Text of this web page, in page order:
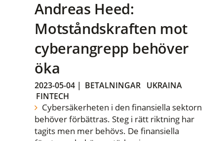
Andreas Heed:
Motståndskraften mot
cyberangrepp behöver
öka
2023-05-04 | BETALNINGAR UKRAINA
FINTECH
Cybersäkerheten i den finansiella sektorn
behöver förbättras. Steg i rätt riktning har
tagits men mer behövs. De finansiella